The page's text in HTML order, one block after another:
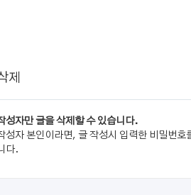
제
성자만 글을 삭제할 수 있습니다.
성자 본인이라면, 글 작성시 입력한 비밀번호
다.